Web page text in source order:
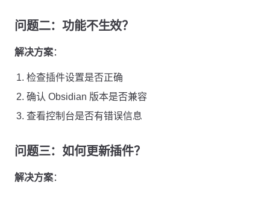
问题二：功能不生效？
解决方案：
检查插件设置是否正确
确认 Obsidian 版本是否兼容
查看控制台是否有错误信息
问题三：如何更新插件？
解决方案：